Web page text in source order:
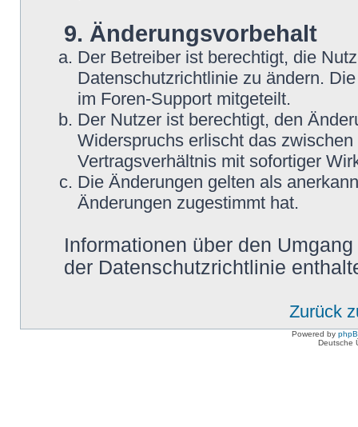
9. Änderungsvorbehalt
Der Betreiber ist berechtigt, die
Datenschutzrichtlinie zu ändern.
im Foren-Support mitgeteilt.
Der Nutzer ist berechtigt, den
Widerspruchs erlischt das
Vertragsverhältnis mit sofortiger
Die Änderungen gelten als
Änderungen zugestimmt hat.
Informationen über den
der Datenschutzrichtlinie
Zurück
Powered by
Deutsche